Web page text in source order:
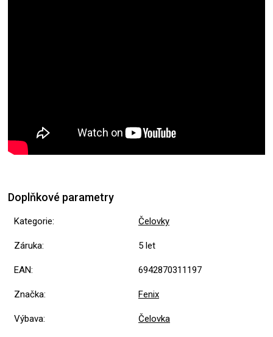
Doplňkové parametry
Kategorie: Čelovky
Záruka: 5 let
EAN: 6942870311197
Značka: Fenix
Výbava: Čelovka